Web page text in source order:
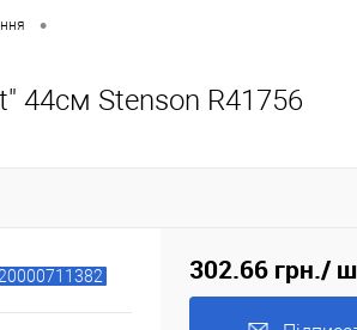
•
44см Stenson R41756
302.66 грн./